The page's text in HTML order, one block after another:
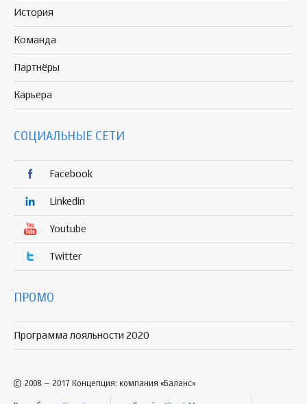
История
Команда
Партнёры
Карьера
СОЦИАЛЬНЫЕ СЕТИ
Facebook
Linkedin
Youtube
Twitter
ПРОМО
Программа лояльности 2020
© 2008 – 2017 Концепция: компания «Баланс»